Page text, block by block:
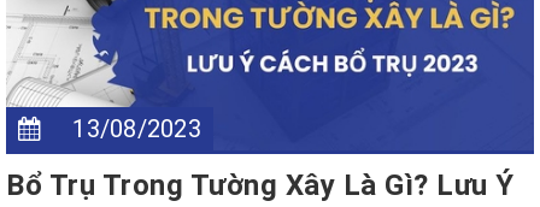
13/08/2023
Bổ Trụ Trong Tường Xây Là Gì? Lưu Ý